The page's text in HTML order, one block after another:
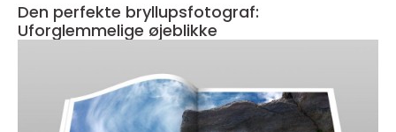
Den perfekte bryllupsfotograf:
Uforglemmelige øjeblikke